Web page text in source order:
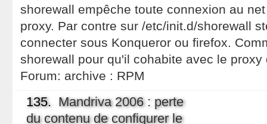
shorewall empêche toute connexion au
proxy. Par contre sur /etc/init.d/shorewall
connecter sous Konqueror ou firefox.
shorewall pour qu'il cohabite avec le
Forum: archive : RPM
135. Mandriva 2006 : perte
du contenu de configurer le